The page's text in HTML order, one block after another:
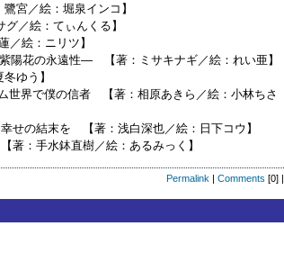
宮／絵：堀泉インコ】
／絵：てぃんくる】
絵：ニリツ】
花の永遠性― 【著：ミサキナギ／絵：れい亜】
ゆう】
世界で僕の信者 【著：相原あきら／絵：小林ちさ
せの結末を 【著：浅白深也／絵：日下コウ】
：手水鉢直樹／絵：あるみっく】
Permalink | Comments [0] |